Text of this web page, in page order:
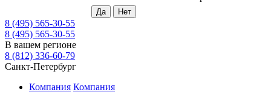
8 (495) 565-30-55
8 (495) 565-30-55
В вашем регионе
8 (812) 336-60-79
Санкт-Петербург
Компания Компания